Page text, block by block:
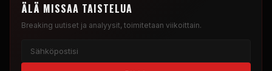
ÄLÄ MISSAA TAISTELUA
Breaking uutiset ja analyysit, toimitetaan viikoittain.